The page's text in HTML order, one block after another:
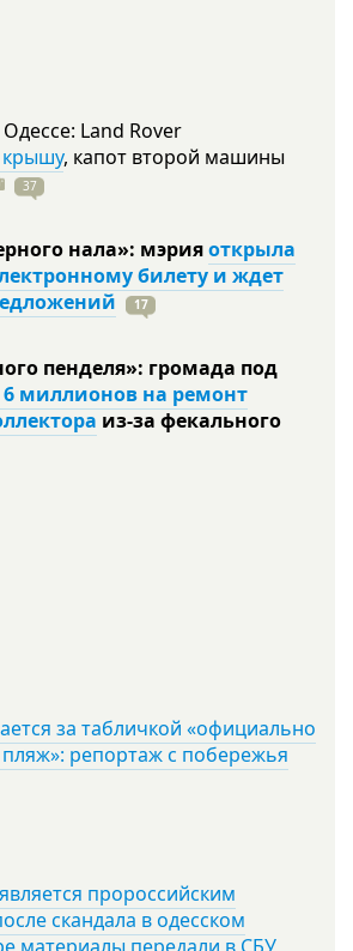
Land Rover
крышу, капот второй машины
37
нала»: мэрияоткрыла
билету и ждет
17
пенделя»: громада под
6 миллионов на ремонт
из-за фекального
за табличкой «официально
репортаж с побережья
пророссийским
скандала в одесском